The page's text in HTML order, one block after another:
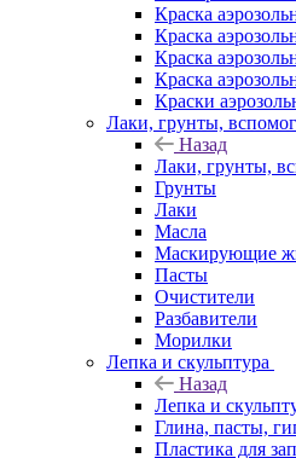
Краска
Краска
Краска
Краска
Краски
Лаки, грунты,
Назад
Лаки, грунты,
Грунты
Лаки
Масла
Маскирующие
Пасты
Очистители
Разбавители
Морилки
Лепка и скульптура
Назад
Лепка и
Глина, пасты,
Пластика для